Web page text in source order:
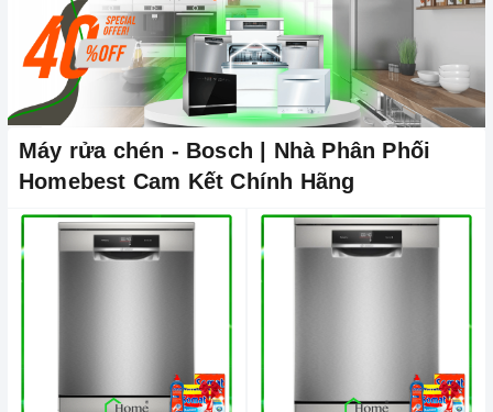
Máy rửa chén - Bosch | Nhà Phân Phối
Homebest Cam Kết Chính Hãng